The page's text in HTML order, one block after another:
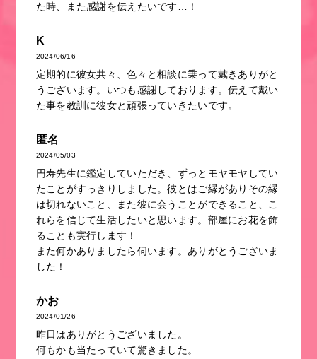
た時、また感謝を伝えたいです…！
K
2024/06/16
定期的に彼女共々、色々と相談に乗って戴きありがと
うございます。いつも感謝しております。伝えて戴い
た事を教訓に彼女と頑張っていきたいです。
匿名
2024/05/03
円寿先生に鑑定していただき、ずっとモヤモヤしてい
たことがすっきりしました。彼とはご縁がありその縁
は切れないこと、また彼に会うことができること、こ
れらを信じて生活したいと思います。部屋にお花を飾
ることも実行します！
また何かありましたら伺います。ありがとうございま
した！
かお
2024/01/26
昨日はありがとうございました。
何もかも当たっていて驚きました。